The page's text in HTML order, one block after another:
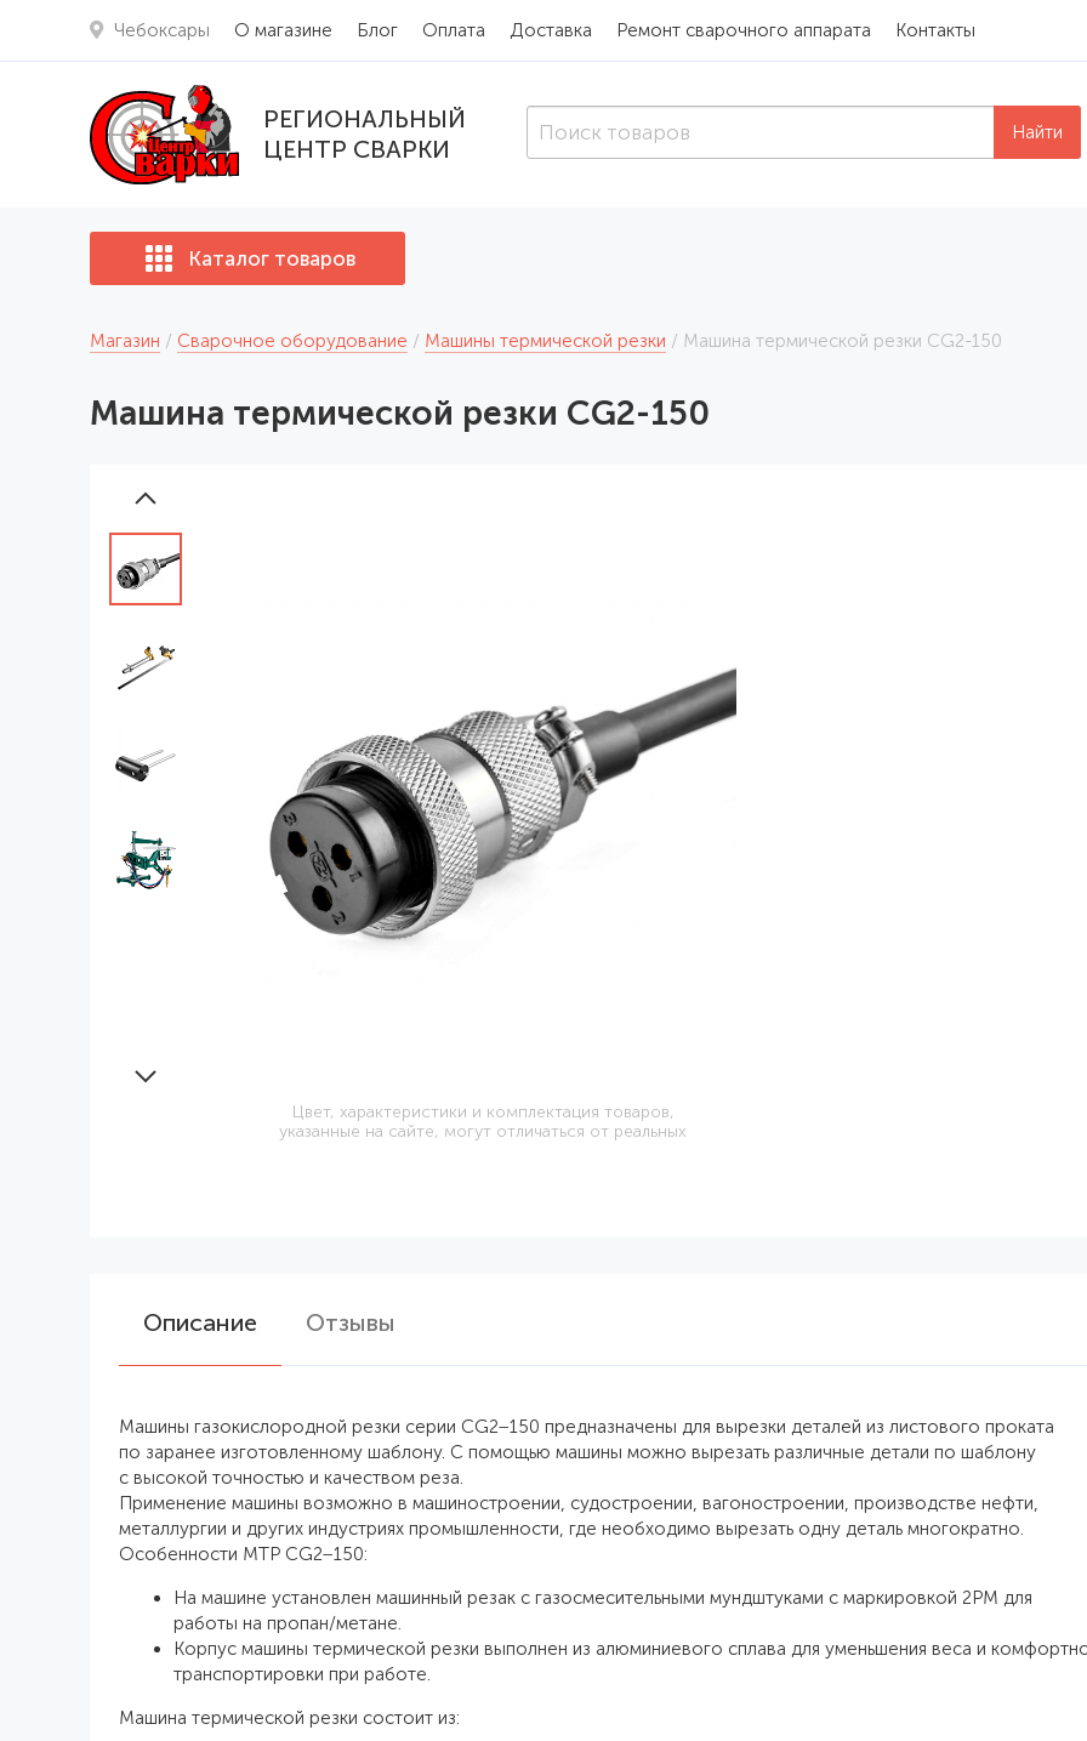
Чебоксары О магазине Блог Оплата Доставка Ремонт сварочного аппарата Контакты
РЕГИОНАЛЬНЫЙ
ЦЕНТР СВАРКИ
Найти
Каталог товаров
Магазин Сварочное оборудование Машины термической резки Машина термической резки CG2-150
Машина термической резки CG2-150
Цвет, характеристики и комплектация товаров,
указанные на сайте, могут отличаться от реальных
Описание Отзывы
Машины газокислородной резки серии CG2−150 предназначены для вырезки деталей из листового проката
по заранее изготовленному шаблону. С помощью машины можно вырезать различные детали по шаблону
с высокой точностью и качеством реза.
Применение машины возможно в машиностроении, судостроении, вагоностроении, производстве нефти,
металлургии и других индустриях промышленности, где необходимо вырезать одну деталь многократно.
Особенности МТР CG2−150:
На машине установлен машинный резак с газосмесительными мундштуками с маркировкой 2PM для
работы на пропан/метане.
Корпус машины термической резки выполнен из алюминиевого сплава для уменьшения веса и
транспортировки при работе.
Машина термической резки состоит из: